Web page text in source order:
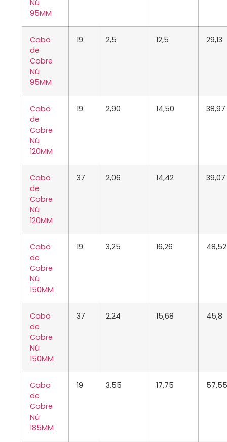
Nú
95MM
Cabo
de
Cobre
Nú
95MM
19 2,5 12,5 29,13
Cabo
de
Cobre
Nú
120MM
19 2,90 14,50 38,97
Cabo
de
Cobre
Nú
120MM
37 2,06 14,42 39,07
Cabo
de
Cobre
Nú
150MM
19 3,25 16,26 48,52
Cabo
de
Cobre
Nú
150MM
37 2,24 15,68 45,8
Cabo
de
Cobre
Nú
185MM
19 3,55 17,75 57,55